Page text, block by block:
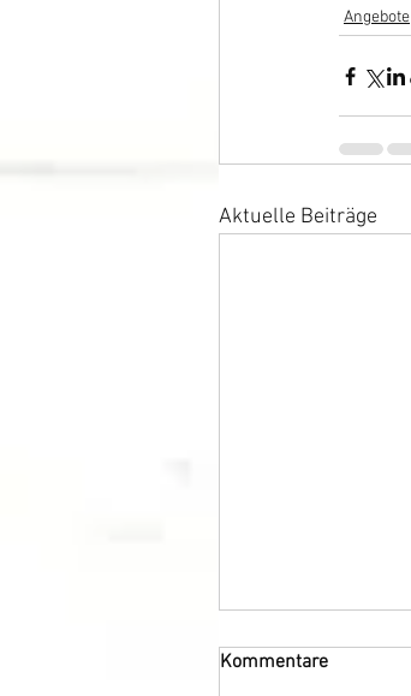
Angebote
Aktuelle Beiträge
Kommentare